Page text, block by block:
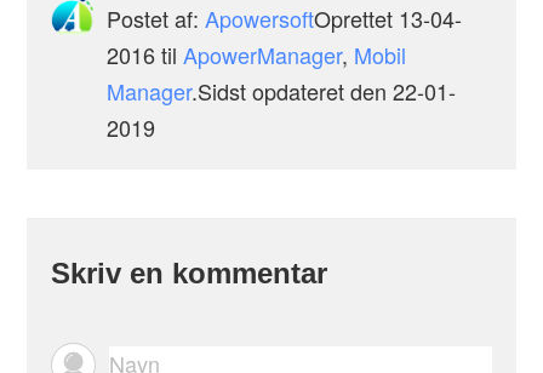
Postet af: ApowersoftOprettet 13-04-
2016 til ApowerManager, Mobil
Manager.Sidst opdateret den 22-01-
2019
Skriv en kommentar